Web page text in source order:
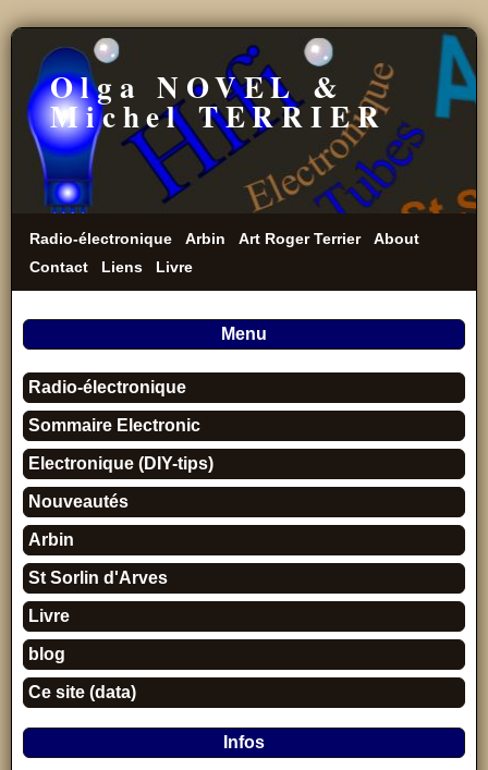
Olga NOVEL &
Michel TERRIER
Radio-électronique Arbin Art Roger Terrier
About
Contact
Liens Livre
Menu
Radio-électronique
Sommaire Electronic
Electronique (DIY-tips)
Nouveautés
Arbin
St Sorlin d'Arves
Livre
blog
Ce site (data)
Infos